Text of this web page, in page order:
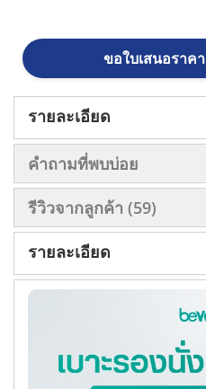
ขอใบเสนอราคา
รายละเอียด
คำถามที่พบบ่อย
รีวิวจากลูกค้า 59
รายละเอียด